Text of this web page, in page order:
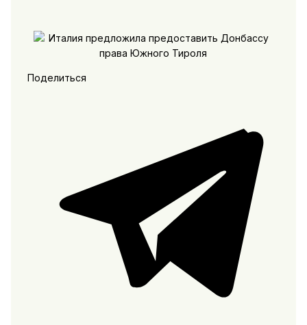
Поделиться